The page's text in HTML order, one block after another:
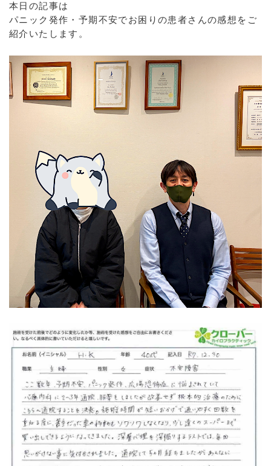
本日の記事は
パニック発作・予期不安でお困りの患者さんの感想をご
紹介いたします。